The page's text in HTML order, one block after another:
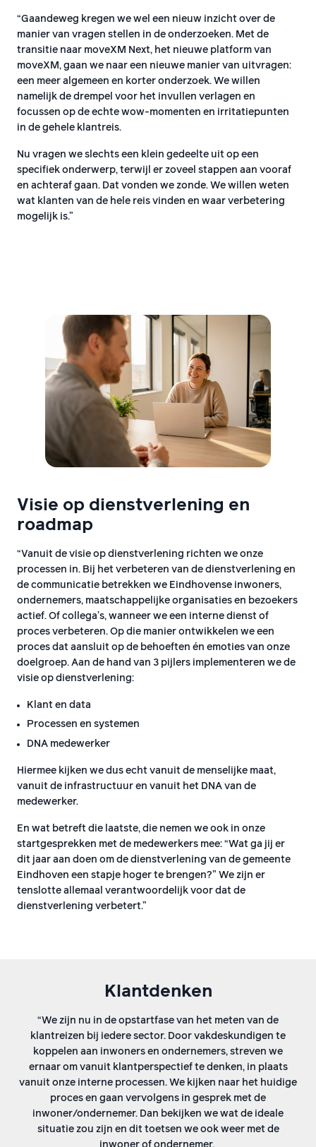
“Gaandeweg kregen we wel een nieuw inzicht over de
manier van vragen stellen in de onderzoeken. Met de
transitie naar moveXM Next, het nieuwe platform van
moveXM, gaan we naar een nieuwe manier van uitvragen:
een meer algemeen en korter onderzoek. We willen
namelijk de drempel voor het invullen verlagen en
focussen op de echte wow-momenten en irritatiepunten
in de gehele klantreis.
Nu vragen we slechts een klein gedeelte uit op een
specifiek onderwerp, terwijl er zoveel stappen aan vooraf
en achteraf gaan. Dat vonden we zonde. We willen weten
wat klanten van de hele reis vinden en waar verbetering
mogelijk is.”
Visie op dienstverlening en
roadmap
“Vanuit de visie op dienstverlening richten we onze
processen in. Bij het verbeteren van de dienstverlening en
de communicatie betrekken we Eindhovense inwoners,
ondernemers, maatschappelijke organisaties en bezoekers
actief. Of collega’s, wanneer we een interne dienst of
proces verbeteren. Op die manier ontwikkelen we een
proces dat aansluit op de behoeften én emoties van onze
doelgroep. Aan de hand van 3 pijlers implementeren we de
visie op dienstverlening:
Klant en data
Processen en systemen
DNA medewerker
Hiermee kijken we dus echt vanuit de menselijke maat,
vanuit de infrastructuur en vanuit het DNA van de
medewerker.
En wat betreft die laatste, die nemen we ook in onze
startgesprekken met de medewerkers mee: “Wat ga jij er
dit jaar aan doen om de dienstverlening van de gemeente
Eindhoven een stapje hoger te brengen?” We zijn er
tenslotte allemaal verantwoordelijk voor dat de
dienstverlening verbetert.”
Klantdenken
“We zijn nu in de opstartfase van het meten van de
klantreizen bij iedere sector. Door vakdeskundigen te
koppelen aan inwoners en ondernemers, streven we
ernaar om vanuit klantperspectief te denken, in plaats
vanuit onze interne processen. We kijken naar het huidige
proces en gaan vervolgens in gesprek met de
inwoner/ondernemer. Dan bekijken we wat de ideale
situatie zou zijn en dit toetsen we ook weer met de
inwoner of ondernemer.